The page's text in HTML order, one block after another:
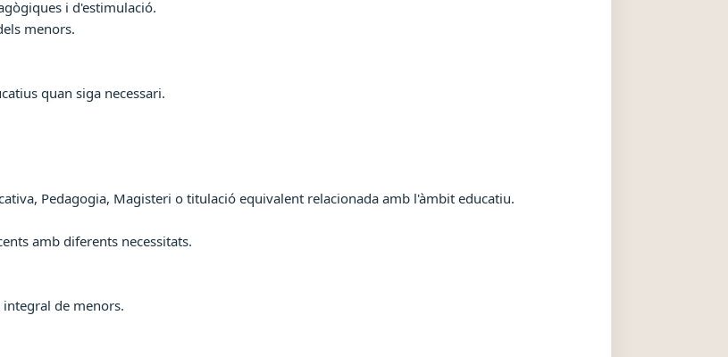
i d'estimulació.
menors.
quan siga necessari.
Pedagogia, Magisteri o titulació equivalent relacionada amb l'àmbit educatiu.
amb diferents necessitats.
de menors.